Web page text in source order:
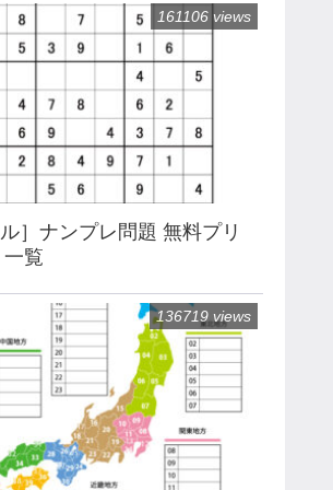
ル］ナンプレ問題 無料プリ
覧
161106 views
136719 views